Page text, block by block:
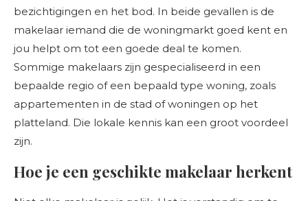
bezichtigingen en het bod. In beide gevallen is de
makelaar iemand die de woningmarkt goed kent en
jou helpt om tot een goede deal te komen.
Sommige makelaars zijn gespecialiseerd in een
bepaalde regio of een bepaald type woning, zoals
appartementen in de stad of woningen op het
platteland. Die lokale kennis kan een groot voordeel
zijn.
Hoe je een geschikte makelaar herkent